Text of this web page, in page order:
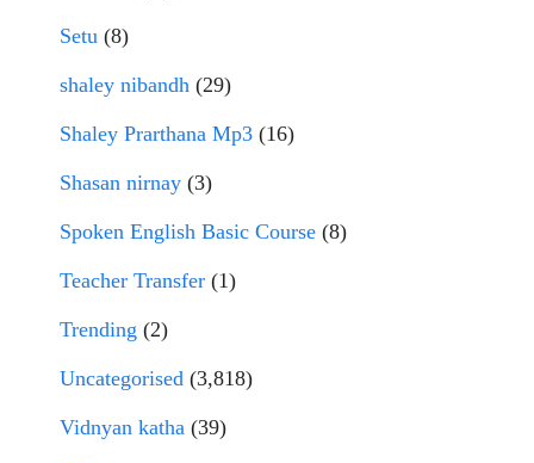
Setu (8)
shaley nibandh (29)
Shaley Prarthana Mp3 (16)
Shasan nirnay (3)
Spoken English Basic Course (8)
Teacher Transfer (1)
Trending (2)
Uncategorised (3,818)
Vidnyan katha (39)